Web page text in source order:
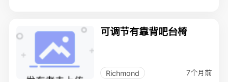
可调节有靠背吧台椅
Richmond 7个月前